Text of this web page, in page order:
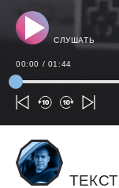
СЛУШАТЬ
00:00 / 01:44
ТЕКСТ